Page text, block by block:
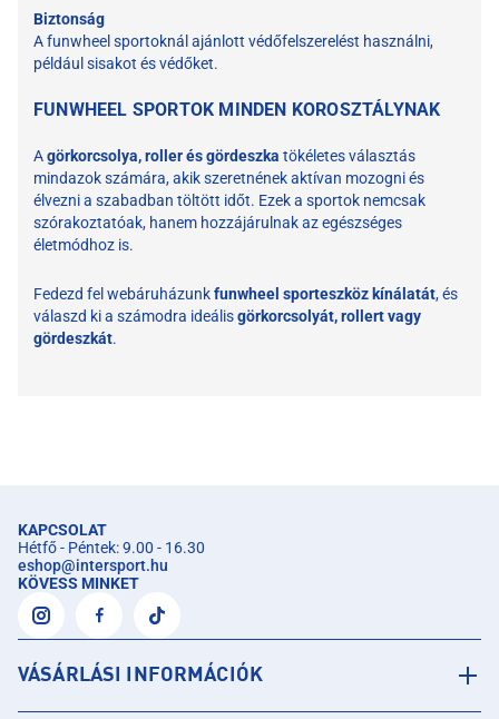
Biztonság
A funwheel sportoknál ajánlott védőfelszerelést használni,
például sisakot és védőket.
FUNWHEEL SPORTOK MINDEN KOROSZTÁLYNAK
Agörkorcsolya, roller és gördeszka tökéletes választás
mindazok számára, akik szeretnének aktívan mozogni és
élvezni a szabadban töltött időt. Ezek a sportok nemcsak
szórakoztatóak, hanem hozzájárulnak az egészséges
életmódhoz is.
Fedezd fel webáruházunkfunwheel sporteszköz kínálatát, és
válaszd ki a számodra ideálisgörkorcsolyát, rollert vagy
gördeszkát.
KAPCSOLAT
Hétfő - Péntek: 9.00 - 16.30
eshop@intersport.hu
KÖVESS MINKET
VÁSÁRLÁSI INFORMÁCIÓK